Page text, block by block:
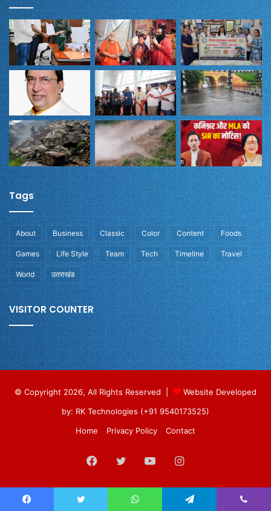
Tags
About Business Classic Color Content Foods
Games Life Style Team Tech Timeline Travel
World उतराखंड
VISITOR COUNTER
© Copyright 2026, All Rights Reserved |
Website Developed
by: RK Technologies (+91 9540173525)
Home
Privacy Policy Contact
Facebook
TwitterYouTubeInstagram